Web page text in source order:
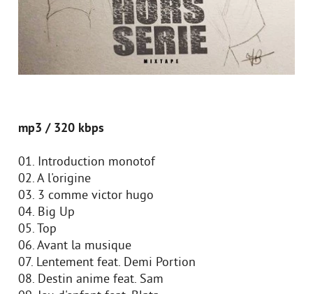
mp3 / 320 kbps
01. Introduction monotof
02. A l'origine
03. 3 comme victor hugo
04. Big Up
05. Top
06. Avant la musique
07. Lentement feat. Demi Portion
08. Destin anime feat. Sam